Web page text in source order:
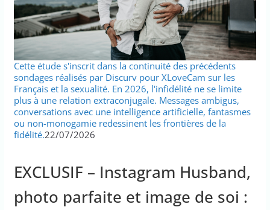
Cette étude s'inscrit dans la continuité des précédents
sondages réalisés par Discurv pour XLoveCam sur les
Français et la sexualité. En 2026, l'infidélité ne se limite
plus à une relation extraconjugale. Messages ambigus,
conversations avec une intelligence artificielle, fantasmes
ou non-monogamie redessinent les frontières de la
fidélité.22/07/2026
EXCLUSIF – Instagram Husband,
photo parfaite et image de soi :